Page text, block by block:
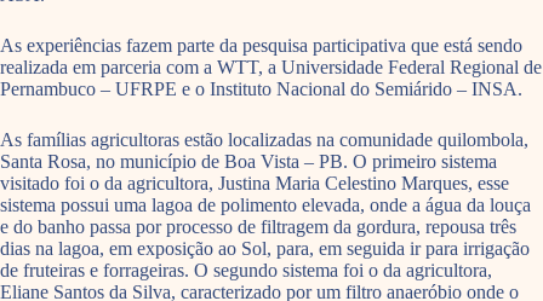
As experiências fazem parte da pesquisa participativa que está sendo
realizada em parceria com a WTT, a Universidade Federal Regional de
Pernambuco – UFRPE e o Instituto Nacional do Semiárido – INSA.
As famílias agricultoras estão localizadas na comunidade quilombola,
Santa Rosa, no município de Boa Vista – PB. O primeiro sistema
visitado foi o da agricultora, Justina Maria Celestino Marques, esse
sistema possui uma lagoa de polimento elevada, onde a água da louça
e do banho passa por processo de filtragem da gordura, repousa três
dias na lagoa, em exposição ao Sol, para, em seguida ir para irrigação
de fruteiras e forrageiras. O segundo sistema foi o da agricultora,
Eliane Santos da Silva, caracterizado por um filtro anaeróbio onde o